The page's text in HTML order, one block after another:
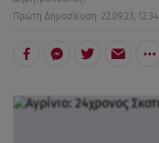
Πρώτη Δημοσίευση: 22.09.23, 12:34